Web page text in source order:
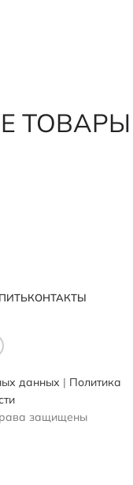
ТОВАРЫ
КОНТАКТЫ
данных | Политика
защищены